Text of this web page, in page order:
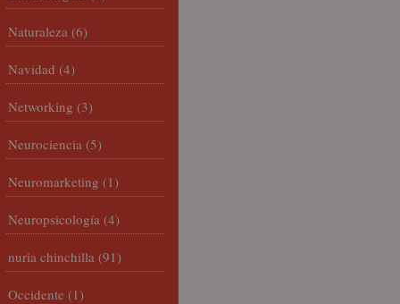
Naturaleza (6)
Navidad (4)
Networking (3)
Neurociencia (5)
Neuromarketing (1)
Neuropsicología (4)
nuria chinchilla (91)
Occidente (1)